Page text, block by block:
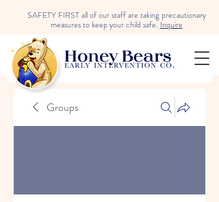
SAFETY FIRST all of our staff are taking precautionary
measures to keep your child safe.Inquire
Groups